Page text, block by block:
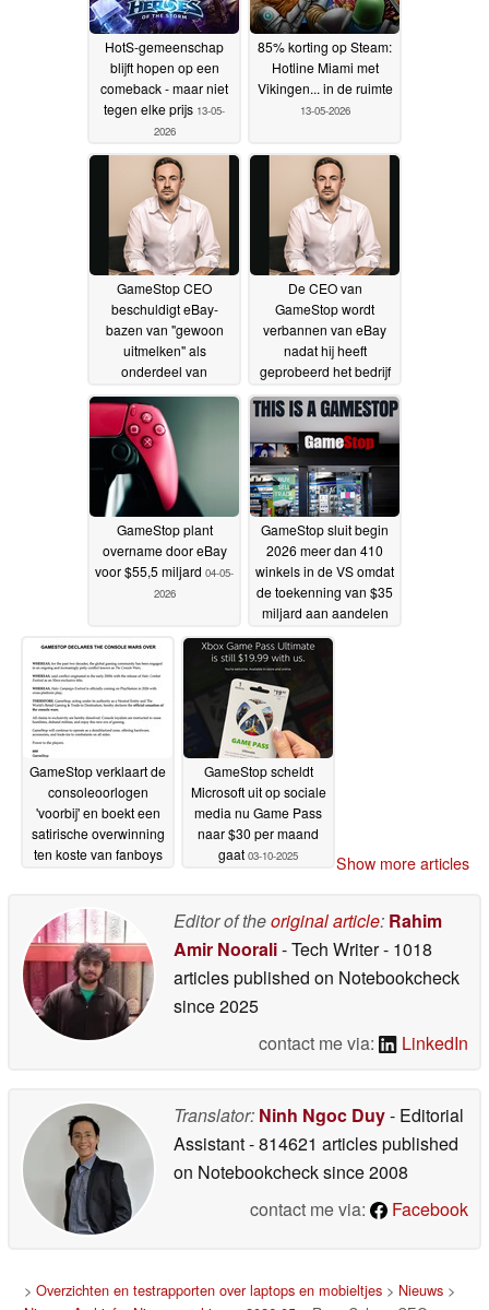
HotS-gemeenschap
blijft hopen op een
comeback - maar niet
tegen elke prijs 13-05-
2026
85% korting op Steam:
Hotline Miami met
Vikingen... in de ruimte
13-05-2026
GameStop CEO
beschuldigt eBay-
bazen van "gewoon
uitmelken" als
onderdeel van
12-05-
2026
De CEO van
GameStop wordt
verbannen van eBay
nadat hij heeft
geprobeerd het bedrijf
09-05-2026
GameStop plant
overname door eBay
voor $55,5 miljard 04-05-
2026
GameStop sluit begin
2026 meer dan 410
winkels in de VS omdat
de toekenning van $35
miljard aan aandelen
enorme
verontwaardiging leidt
12-01-2026
GameStop verklaart de
consoleoorlogen
'voorbij' en boekt een
satirische overwinning
ten koste van fanboys
GameStop scheldt
Microsoft uit op sociale
media nu Game Pass
naar $30 per maand
gaat 03-10-2025 Show more articles
Editor of theoriginal article: Rahim
Amir Noorali- Tech Writer- 1018
articles published on Notebookcheck
since 2025
contact me via:
LinkedIn
Translator: Ninh Ngoc Duy- Editorial
Assistant- 814621 articles published
on Notebookchecksince 2008
contact me via:
Facebook
> Overzichten en testrapporten over laptops en mobieltjes> Nieuws>